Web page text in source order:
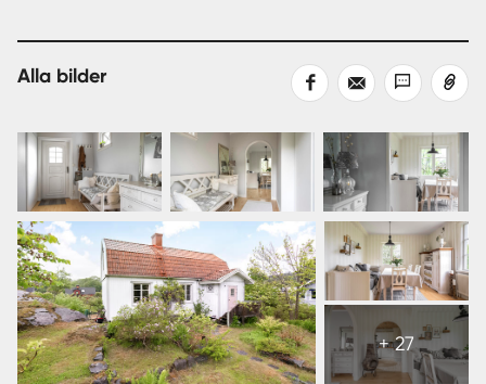
Alla bilder
Dela
Dela
med
Dela
med
Kopiera
länk
+ 27
Visa
alla
33
bilder